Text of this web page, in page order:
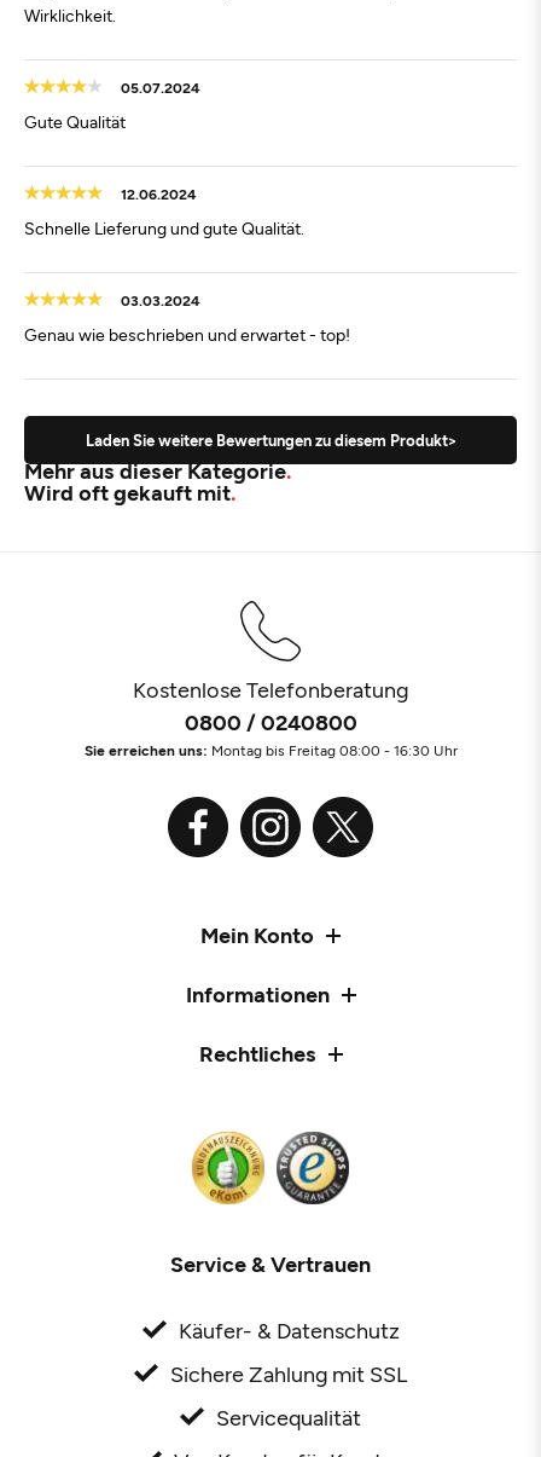
Wirklichkeit.
05.07.2024
Gute Qualität
12.06.2024
Schnelle Lieferung und gute Qualität.
03.03.2024
Genau wie beschrieben und erwartet - top!
Laden Sie weitere Bewertungen zu diesem Produkt>
Mehr aus dieser Kategorie
Wird oft gekauft mit
Kostenlose Telefonberatung
0800 / 0240800
Sie erreichen uns: Montag bis Freitag 08:00 - 16:30 Uhr
Mein Konto
Informationen
Rechtliches
Service & Vertrauen
Käufer- & Datenschutz
Sichere Zahlung mit SSL
Servicequalität